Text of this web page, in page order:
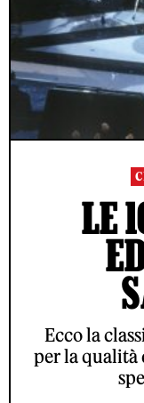
LE
Ecco la
per la qualità